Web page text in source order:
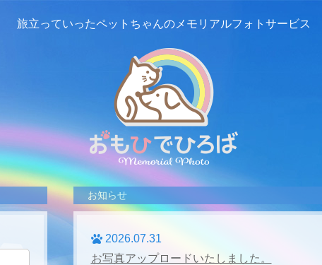
旅立っていったペットちゃんの メモリアルフォトサービス
お知らせ
2026.07.31
お写真アップロードいたしました。